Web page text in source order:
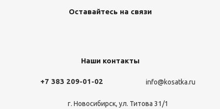
Оставайтесь на связи
Наши контакты
+7 383 209-01-02 info@kosatka.ru
г. Новосибирск, ул. Титова 31/1